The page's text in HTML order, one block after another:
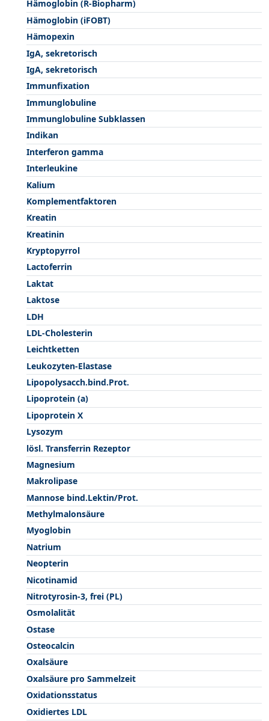
Hämoglobin (R-Biopharm)
Hämoglobin (iFOBT)
Hämopexin
IgA, sekretorisch
IgA, sekretorisch
Immunfixation
Immunglobuline
Immunglobuline Subklassen
Indikan
Interferon gamma
Interleukine
Kalium
Komplementfaktoren
Kreatin
Kreatinin
Kryptopyrrol
Lactoferrin
Laktat
Laktose
LDH
LDL-Cholesterin
Leichtketten
Leukozyten-Elastase
Lipopolysacch.bind.Prot.
Lipoprotein (a)
Lipoprotein X
Lysozym
lösl. Transferrin Rezeptor
Magnesium
Makrolipase
Mannose bind.Lektin/Prot.
Methylmalonsäure
Myoglobin
Natrium
Neopterin
Nicotinamid
Nitrotyrosin-3, frei (PL)
Osmolalität
Ostase
Osteocalcin
Oxalsäure
Oxalsäure pro Sammelzeit
Oxidationsstatus
Oxidiertes LDL